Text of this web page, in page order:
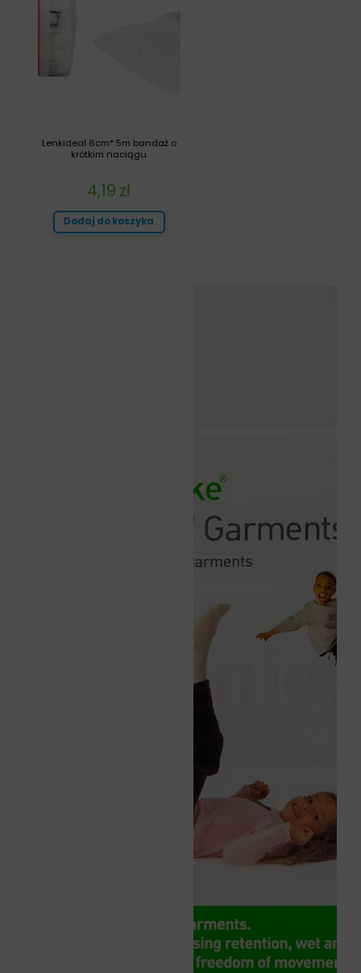
Lenkideal 6cm* 5m bandaż o
krótkim naciągu
4,19 zł
Dodaj do koszyka